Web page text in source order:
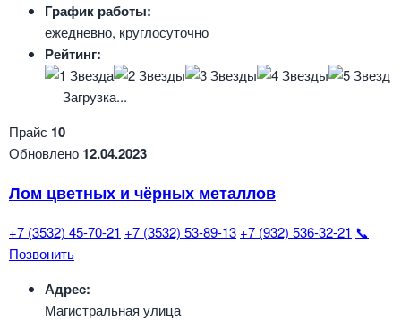
График работы:
ежедневно, круглосуточно
Рейтинг:
Загрузка...
Прайс 10
Обновлено 12.04.2023
Лом цветных и чёрных металлов
+7 (3532) 45-70-21 +7 (3532) 53-89-13 +7 (932) 536-32-21 📞
Позвонить
Адрес:
Магистральная улица